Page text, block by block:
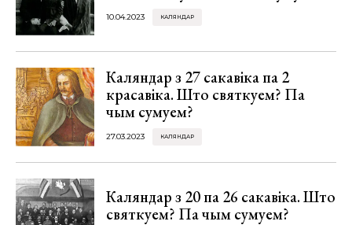
10.04.2023 КАЛЯНДАР
Каляндар з 27 сакавіка па 2
красавіка. Што святкуем? Па
чым сумуем?
27.03.2023 КАЛЯНДАР
Каляндар з 20 па 26 сакавіка. Што
святкуем? Па чым сумуем?